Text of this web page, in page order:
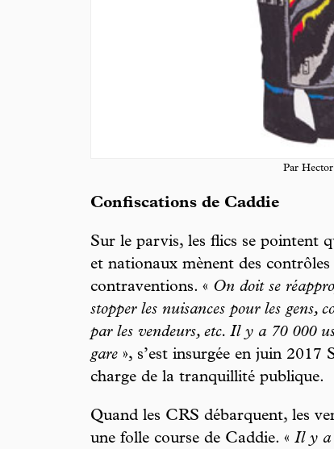
Par
Confiscations de Caddie
Sur le parvis, les flics se pointent
et nationaux mènent des
contraventions. « On doit se
stopper les nuisances pour les gens,
par les vendeurs, etc. Il y a 70 000
gare », s’est insurgée en juin
charge de la tranquillité publique.
Quand les CRS débarquent, les
une folle course de Caddie. « Il y a